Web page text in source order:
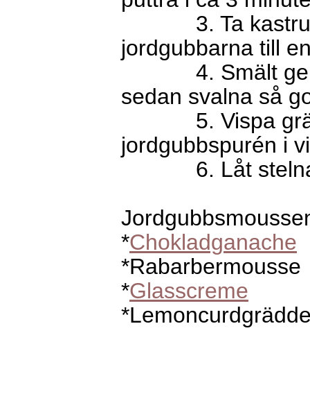
3. Ta
jordgubbarna till
4. Smält
sedan svalna så
5. Vispa
jordgubbspurén i
6. Låt stelna i
*Chokladganache
*Rabarbermousse
*Glasscreme